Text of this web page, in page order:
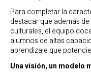
Para completar la
destacar que además
culturales, el equipo
alumnos de altas
aprendizaje que
Una visión, un modelo